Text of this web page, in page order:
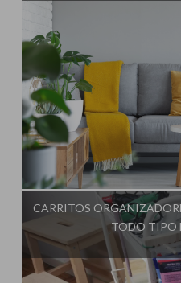
Influencer:
CARRITOS
TODO TIPO